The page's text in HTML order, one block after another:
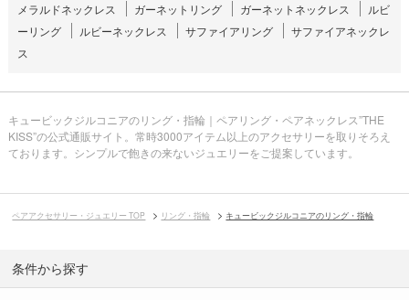
メラルドネックレス
ガーネットリング ガーネットネックレス
ルビ
ーリング
ルビーネックレス サファイアリング
サファイアネックレ
ス
キュービックジルコニアのリング・指輪｜ペアリング・ペアネックレス”THE
KISS”の公式通販サイト。常時3000アイテム以上のアクセサリーを取りそろえ
ております。シンプルで飽きの来ないジュエリーをご提案しています。
ペアアクセサリー・ジュエリー TOP リング・指輪 キュービックジルコニアのリング・指輪
条件から探す